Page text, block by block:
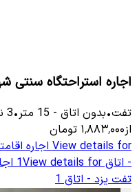
اجاره استراحتگاه
تفت•بدون اتاق -
15 متر•
3
از۱٬۸۸۳٬۰۰۰ تومان
View details for اجاره
- اتاق 1View details for
تفت یزد - اتاق 1